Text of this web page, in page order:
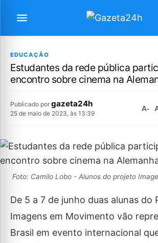
EDUCAÇÃO
Estudantes da rede pública
encontro sobre cinema na
Publicado por gazeta24h
25 de maio de 2023, às 13:39
A-
Foto: Camilo Lobo - Alunos do projeto
De 5 a 7 de junho duas alunas do
Imagens em Movimento vão
Brasil em evento internacional